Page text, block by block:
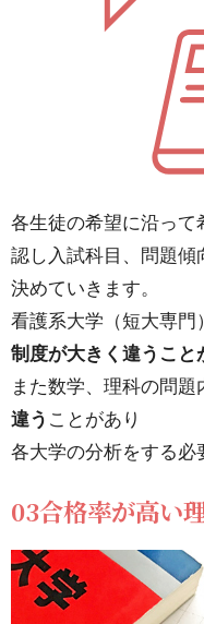
人）
7.6.
06自
習力
を高
める
個別
07個
性の
各生徒の希望に沿って
認し入試科目、問題傾
決めていきます。
看護系大学（短大専門
制度が大きく違うこと
また数学、理科の問題
違う ことがあり
各大学の分析をする必
03合格率が高い